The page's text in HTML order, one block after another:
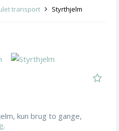
transport Styrthjelm
kun brug to gange,
.